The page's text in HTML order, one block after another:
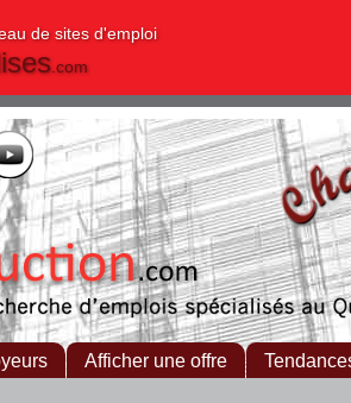
de sites d'emploi
.com
Afficher une offre